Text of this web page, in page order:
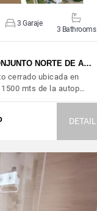
3 Garaje
3 Bathrooms
NORTE DE A…
cerrado ubicada en
mts de la autop…
DETAIL